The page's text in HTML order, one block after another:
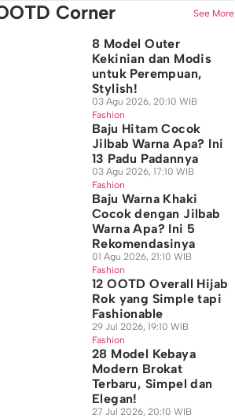
Corner See More
8 Model Outer
Kekinian dan Modis
untuk Perempuan,
Stylish!
03 Agu 2026, 20:10 WIB
Fashion
Baju Hitam Cocok
Jilbab Warna Apa? Ini
13 Padu Padannya
03 Agu 2026, 17:10 WIB
Fashion
Baju Warna Khaki
Cocok dengan Jilbab
Warna Apa? Ini 5
Rekomendasinya
01 Agu 2026, 21:10 WIB
Fashion
12 OOTD Overall Hijab
Rok yang Simple tapi
Fashionable
29 Jul 2026, 19:10 WIB
Fashion
28 Model Kebaya
Modern Brokat
Terbaru, Simpel dan
Elegan!
27 Jul 2026, 20:10 WIB